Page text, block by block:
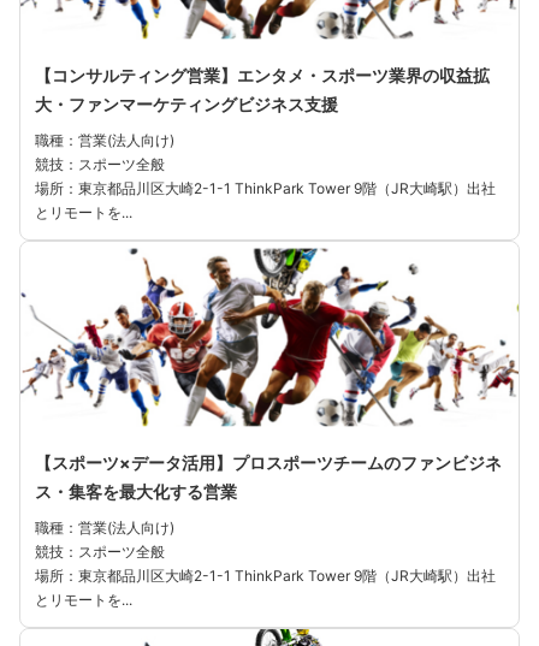
【コンサルティング営業】エンタメ・スポーツ業界の収益拡
大・ファンマーケティングビジネス支援
職種：営業(法人向け)
競技：スポーツ全般
場所：東京都品川区大崎2-1-1 ThinkPark Tower 9階（JR大崎駅）出社
とリモートを...
【スポーツ×データ活用】プロスポーツチームのファンビジネ
ス・集客を最大化する営業
職種：営業(法人向け)
競技：スポーツ全般
場所：東京都品川区大崎2-1-1 ThinkPark Tower 9階（JR大崎駅）出社
とリモートを...